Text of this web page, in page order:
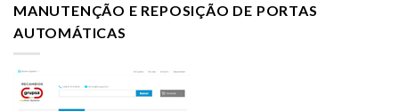
MANUTENÇÃO E REPOSIÇÃO DE PORTAS
AUTOMÁTICAS